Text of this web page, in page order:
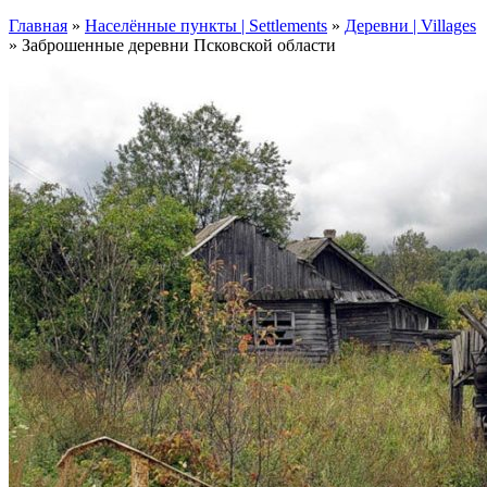
Главная » Населённые пункты | Settlements » Деревни | Villages
» Заброшенные деревни Псковской области